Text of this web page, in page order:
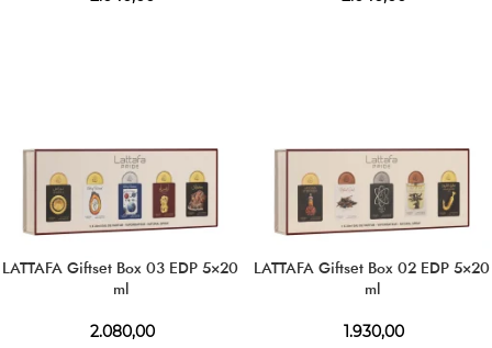
LATTAFA Giftset Box 03 EDP 5×20
ml
2.080,00
LATTAFA Giftset Box 02 EDP 5×20
ml
1.930,00